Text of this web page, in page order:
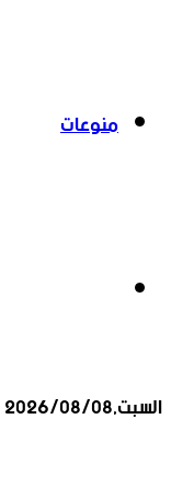
منوعات
السبت,2026/08/08